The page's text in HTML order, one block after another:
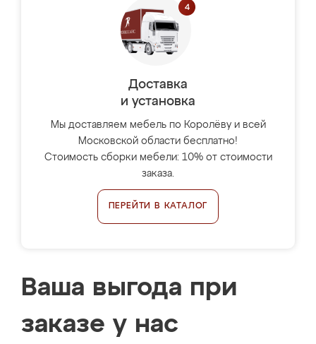
Доставка
и установка
Мы доставляем мебель по Королёву и всей
Московской области бесплатно!
Стоимость сборки мебели: 10% от стоимости
заказа.
ПЕРЕЙТИ В КАТАЛОГ
Ваша выгода при
заказе у нас